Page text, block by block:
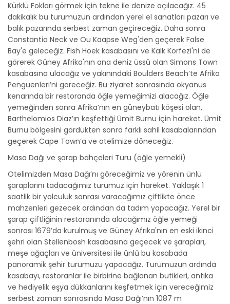
Kürklü Fokları görmek için tekne ile denize açılacağız. 45
dakikalık bu turumuzun ardından yerel el sanatları pazarı ve
balık pazarında serbest zaman geçireceğiz. Daha sonra
Constantia Neck ve Ou Kaapse Weg'den geçerek False
Bay'e geleceğiz. Fish Hoek kasabasını ve Kalk Körfezi'ni de
görerek Güney Afrika'nın ana deniz üssü olan Simons Town
kasabasına ulacağız ve yakınındaki Boulders Beach’te Afrika
Penguenleri’ni göreceğiz. Bu ziyaret sonrasında okyanus
kenarında bir restoranda öğle yemeğimizi alacağız. Öğle
yemeğinden sonra Afrika’nın en güneybatı köşesi olan,
Barthelomios Diaz’ın keşfettiği Ümit Burnu için hareket. Ümit
Burnu bölgesini gördükten sonra farklı sahil kasabalarından
geçerek Cape Town’a ve otelimize döneceğiz.
Masa Dağı ve şarap bahçeleri Turu (öğle yemekli)
Otelimizden Masa Dağı’nı göreceğimiz ve yörenin ünlü
şaraplarını tadacağımız turumuz için hareket. Yaklaşık 1
saatlik bir yolculuk sonrası varacağımız çiftlikte önce
mahzenleri gezecek ardından da tadım yapacağız. Yerel bir
şarap çiftliğinin restoranında alacağımız öğle yemeği
sonrası 1679’da kurulmuş ve Güney Afrika'nın en eski ikinci
şehri olan Stellenbosh kasabasına geçecek ve şarapları,
meşe ağaçları ve üniversitesi ile ünlü bu kasabada
panoramik şehir turumuzu yapacağız. Turumuzun ardında
kasabayı, restoranlar ile birbirine bağlanan butikleri, antika
ve hediyelik eşya dükkanlarını keşfetmek için vereceğimiz
serbest zaman sonrasında Masa Dağı’nın 1087 m